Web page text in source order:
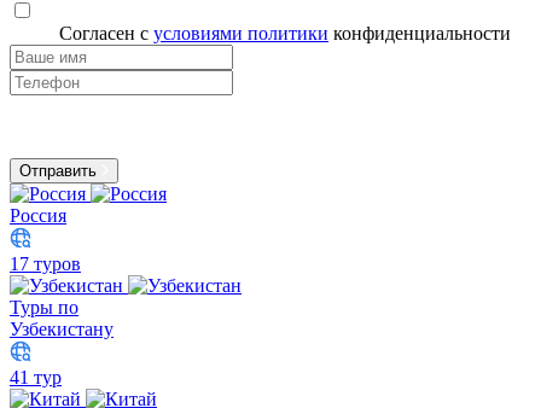
Согласен с условиями политики конфиденциальности
Отправить
Россия
17 туров
Туры по
Узбекистану
41 тур